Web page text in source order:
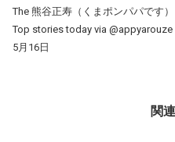
The 熊谷正寿（くまポンパパです
Top stories today via
5月16日
関